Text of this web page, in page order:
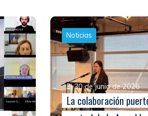
Noticias
El 30 de junio de 2026
La colaboración